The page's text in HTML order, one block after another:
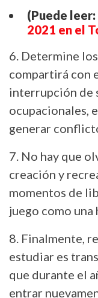
(Puede leer:
2021 en el
6. Determine
compartirá con
interrupción de
ocupacionales,
generar
7. No hay que
creación y
momentos de
juego como una
8. Finalmente,
estudiar es
que durante el
entrar